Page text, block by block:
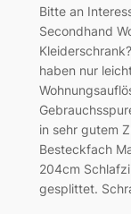
Bitte an
Secondhand
haben nur
in sehr gutem
Besteckfach
204cm
gesplittet.